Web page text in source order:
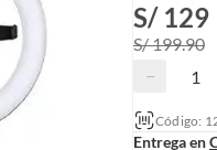
S/ 129
S/ 199.90
−
Código:
Entrega en